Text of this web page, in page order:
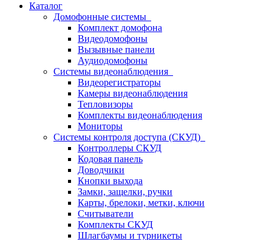
Каталог
Домофонные системы
Комплект домофона
Видеодомофоны
Вызывные панели
Аудиодомофоны
Системы видеонаблюдения
Видеорегистраторы
Камеры видеонаблюдения
Тепловизоры
Комплекты видеонаблюдения
Мониторы
Системы контроля доступа (СКУД)
Контроллеры СКУД
Кодовая панель
Доводчики
Кнопки выхода
Замки, защелки, ручки
Карты, брелоки, метки, ключи
Считыватели
Комплекты СКУД
Шлагбаумы и турникеты